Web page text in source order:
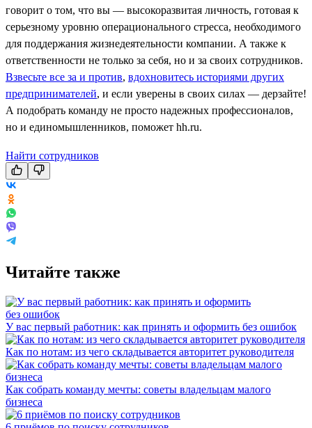
говорит о том, что вы — высокоразвитая личность, готовая к
серьезному уровню операционального стресса, необходимого
для поддержания жизнедеятельности компании. А также к
ответственности не только за себя, но и за своих сотрудников.
Взвесьте все за и против, вдохновитесь историями других
предпринимателей, и если уверены в своих силах — дерзайте!
А подобрать команду не просто надежных профессионалов,
но и единомышленников, поможет hh.ru.
Найти сотрудников
Читайте также
У вас первый работник: как принять и оформить без ошибок
Как по нотам: из чего складывается авторитет руководителя
Как собрать команду мечты: советы владельцам малого
бизнеса